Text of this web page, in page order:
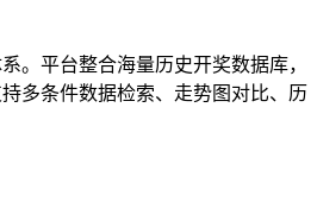
。平台整合海量历史开奖数据库，
多条件数据检索、走势图对比、历